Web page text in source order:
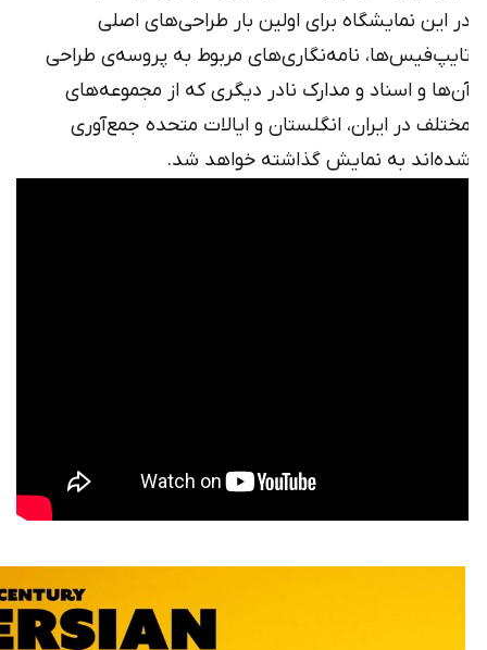
برای اولین بار طراحی‌های اصلی
نامه‌نگاری‌های مربوط به پروسه‌ی طراحی
و مدارک نادر دیگری که از مجموعه‌های
ایران، انگلستان و ایالات متحده جمع‌آوری
نمایش گذاشته خواهد شد.